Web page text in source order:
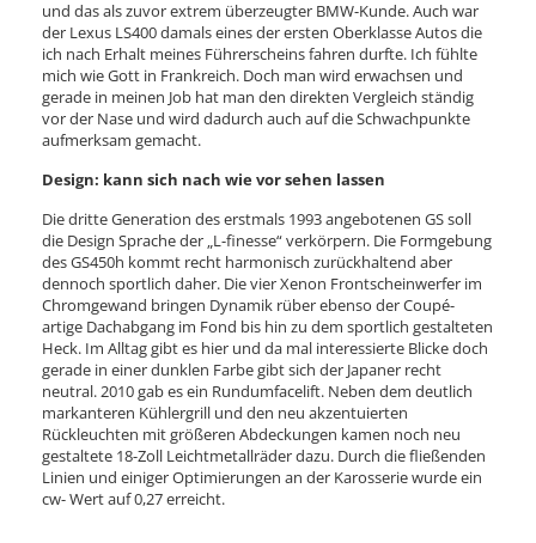
und das als zuvor extrem überzeugter BMW-Kunde. Auch war
der Lexus LS400 damals eines der ersten Oberklasse Autos die
ich nach Erhalt meines Führerscheins fahren durfte. Ich fühlte
mich wie Gott in Frankreich. Doch man wird erwachsen und
gerade in meinen Job hat man den direkten Vergleich ständig
vor der Nase und wird dadurch auch auf die Schwachpunkte
aufmerksam gemacht.
Design: kann sich nach wie vor sehen lassen
Die dritte Generation des erstmals 1993 angebotenen GS soll
die Design Sprache der „L-finesse“ verkörpern. Die Formgebung
des GS450h kommt recht harmonisch zurückhaltend aber
dennoch sportlich daher. Die vier Xenon Frontscheinwerfer im
Chromgewand bringen Dynamik rüber ebenso der Coupé-
artige Dachabgang im Fond bis hin zu dem sportlich gestalteten
Heck. Im Alltag gibt es hier und da mal interessierte Blicke doch
gerade in einer dunklen Farbe gibt sich der Japaner recht
neutral. 2010 gab es ein Rundumfacelift. Neben dem deutlich
markanteren Kühlergrill und den neu akzentuierten
Rückleuchten mit größeren Abdeckungen kamen noch neu
gestaltete 18-Zoll Leichtmetallräder dazu. Durch die fließenden
Linien und einiger Optimierungen an der Karosserie wurde ein
cw- Wert auf 0,27 erreicht.